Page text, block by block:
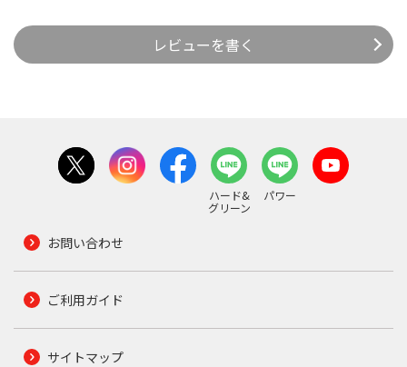
レビューを書く
ハード&
グリーン
パワー
お問い合わせ
ご利用ガイド
サイトマップ